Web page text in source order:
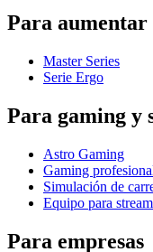
Para
Master Series
Serie Ergo
Para gaming y
Astro Gaming
Gaming
Simulación de
Equipo para
Para empresas